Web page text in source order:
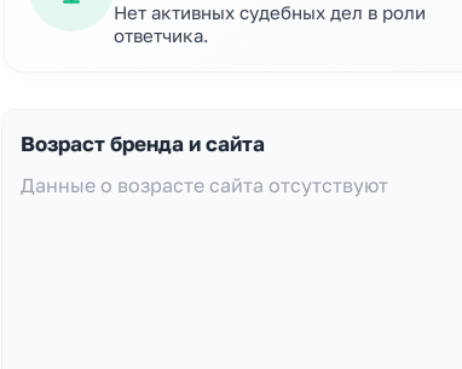
Нет активных судебных дел в роли
ответчика.
Возраст бренда и сайта
Данные о возрасте сайта отсутствуют